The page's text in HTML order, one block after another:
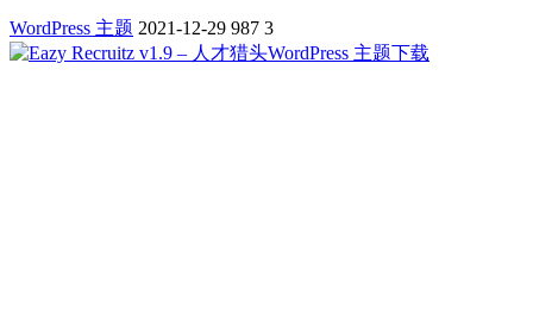
WordPress 主题 2021-12-29 987 3